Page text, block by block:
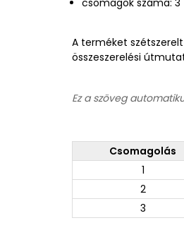
csomagok száma: 3
A terméket
összeszerelési
Ez a szöveg
Csomagolás
1
2
3